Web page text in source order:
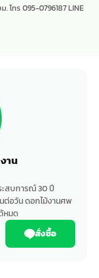
โทร 095-0796187 LINE
าน
ะสบการณ์ 30 ปี
ต่อวัน ดอกไม้งานศพ
หมด
สั่งซื้อ